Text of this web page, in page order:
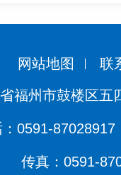
网站地图 联
福州市鼓楼区五
0591-
传真：0591-